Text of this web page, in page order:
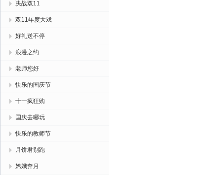
决战双11
双11年度大戏
好礼送不停
浪漫之约
老师您好
快乐的国庆节
十一疯狂购
国庆去哪玩
快乐的教师节
月饼君别跑
嫦娥奔月